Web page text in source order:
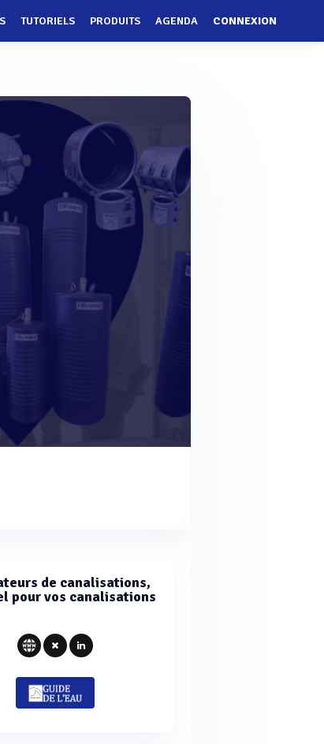
TUTORIELS PRODUITS AGENDA CONNEXION
de canalisations,
pour vos canalisations